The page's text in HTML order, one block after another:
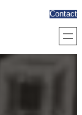
Contact